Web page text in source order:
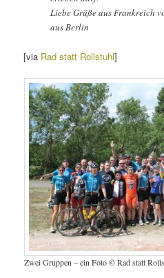
Liebe Grüße aus Frankreich
aus Berlin
[via Rad statt Rollstuhl]
Zwei Gruppen – ein Foto © Rad statt